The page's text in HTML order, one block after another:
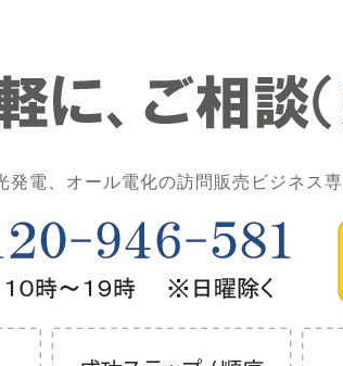
発電、オール電化の訪問販売ビジネス